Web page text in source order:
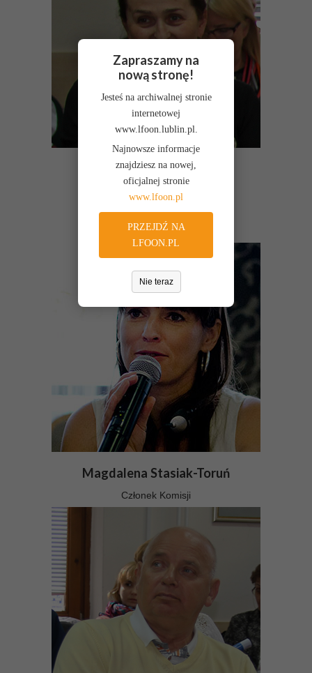
Wiesława Staszczak
Przewodnicząca
Magdalena Stasiak-Toruń
Członek Komisji
Zapraszamy na
nową stronę!
Jesteś na archiwalnej stronie
internetowej
www.lfoon.lublin.pl.
Najnowsze informacje
znajdziesz na nowej,
oficjalnej stronie
www.lfoon.pl
PRZEJDŹ NA
LFOON.PL
Nie teraz